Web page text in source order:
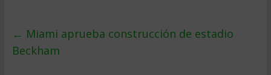
← Miami aprueba construcción de estadio
Beckham